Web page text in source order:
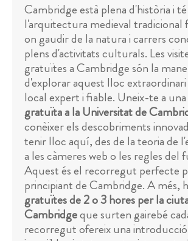
Cambridge està plena d'història i
l'arquitectura medieval tradicional
on gaudir de la natura i carrers
plens d'activitats culturals. Les
gratuïtes a Cambridge són la
d'explorar aquest lloc
local expert i fiable. Uneix-te a una
gratuïta a la Universitat de
conèixer els descobriments
tenir lloc aquí, des de la teoria de
a les càmeres web o les regles del
Aquest és el recorregut perfecte
principiant de Cambridge. A més,
gratuïtes de 2 o 3 hores per la
Cambridgeque surten gairebé
recorregut ofereix una introducció